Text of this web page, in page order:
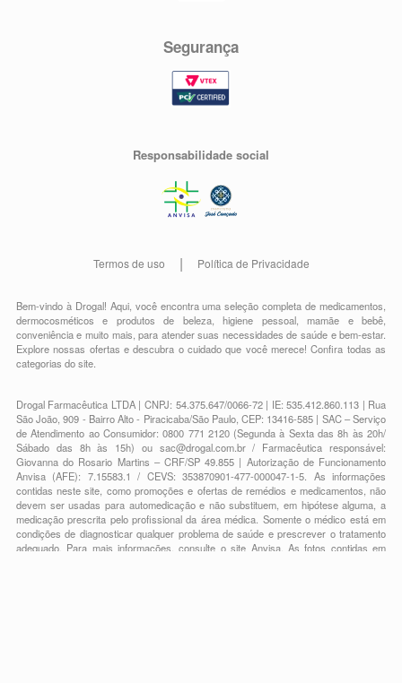
Segurança
Responsabilidade social
Termos de uso Política de Privacidade
Bem-vindo à Drogal! Aqui, você encontra uma seleção completa demedicamentos
dermocosméticos e produtos de beleza,higiene pessoal,mamãe e bebê
conveniênciae muito mais, para atender suas necessidades de saúde e bem-estar.
Explore nossas ofertas e descubra o cuidado que você merece!Confira todas as
categorias do site.
Drogal Farmacêutica LTDA | CNPJ: 54.375.647/0066-72 | IE: 535.412.860.113 | Rua
São João, 909 - Bairro Alto - Piracicaba/São Paulo, CEP: 13416-585 | SAC – Serviço
de Atendimento ao Consumidor: 0800 771 2120 (Segunda à Sexta das 8h às 20h/
Sábado das 8h às 15h) ou sac@drogal.com.br/ Farmacêutica responsável:
Giovanna do Rosario Martins – CRF/SP 49.855 | Autorização de Funcionamento
Anvisa (AFE): 7.15583.1 / CEVS: 353870901-477-000047-1-5. As informações
contidas neste site, como promoções e ofertas de remédios e medicamentos, não
devem ser usadas para automedicação e não substituem, em hipótese alguma, a
medicação prescrita pelo profissional da área médica. Somente o médico está em
condições de diagnosticar qualquer problema de saúde e prescrever o tratamento
adequado. Para mais informações, consulte o site Anvisa. As fotos contidas em